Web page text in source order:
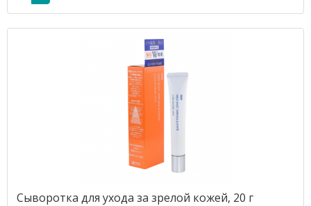
Сыворотка для ухода за зрелой кожей, 20 г